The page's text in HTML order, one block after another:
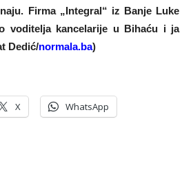
Firma „Integral“ iz Banje Luke
voditelja kancelarije u Bihaću i ja
Dedić/normala.ba)
X WhatsApp